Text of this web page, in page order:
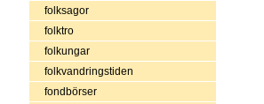
folksagor
folktro
folkungar
folkvandringstiden
fondbörser